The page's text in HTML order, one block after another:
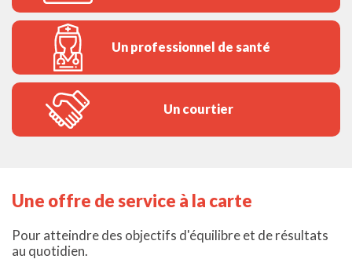
Un professionnel de santé
Un courtier
Une offre de service à la carte
Pour atteindre des objectifs d'équilibre et de résultats
au quotidien.